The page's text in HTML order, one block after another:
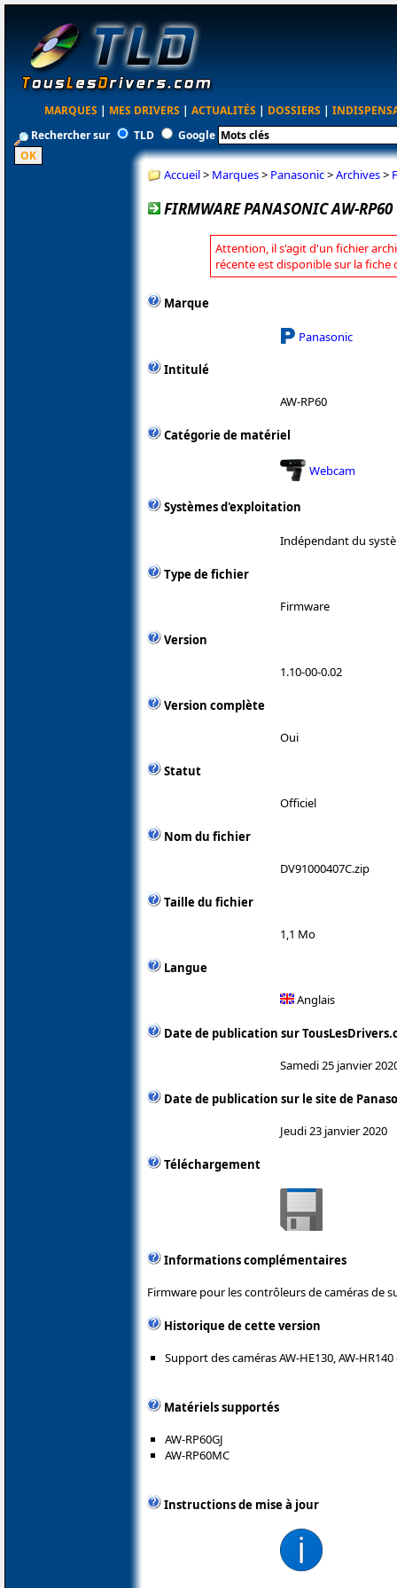
MARQUES | MES DRIVERS | ACTUALITÉS | DOSSIERS |
Rechercher sur
TLD Google
Accueil> Marques> Panasonic>Archives>
FIRMWARE PANASONIC AW-
Attention, il s'agit d'un fichier
récente est disponible sur la fiche
Marque
Panasonic
Intitulé
AW-RP60
Catégorie de matériel
Webcam
Systèmes d'exploitation
Indépendant du
Type de fichier
Firmware
Version
1.10-00-0.02
Version complète
Oui
Statut
Officiel
Nom du fichier
DV91000407C.zip
Taille du fichier
1,1 Mo
Langue
Anglais
Date de publication sur
Samedi 25 janvier
Date de publication sur le site de
Jeudi 23 janvier 2020
Téléchargement
Informations complémentaires
Firmware pour les contrôleurs de caméras de
Historique de cette version
Support des caméras AW-HE130, AW-HR140
Matériels supportés
AW-RP60GJ
AW-RP60MC
Instructions de mise à jour